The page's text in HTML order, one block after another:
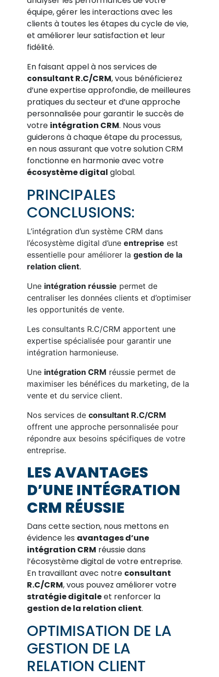
équipe, gérer les interactions avec les
clients à toutes les étapes du cycle de vie,
et améliorer leur satisfaction et leur
fidélité.
En faisant appel à nos services de
consultant R.C/CRM, vous bénéficierez
d’une expertise approfondie, de meilleures
pratiques du secteur et d’une approche
personnalisée pour garantir le succès de
votre intégration CRM. Nous vous
guiderons à chaque étape du processus,
en nous assurant que votre solution CRM
fonctionne en harmonie avec votre
écosystème digital global.
PRINCIPALES
CONCLUSIONS:
L’intégration d’un système CRM dans
l’écosystème digital d’une entreprise est
essentielle pour améliorer la gestion de la
relation client.
Une intégration réussie permet de
centraliser les données clients et d’optimiser
les opportunités de vente.
Les consultants R.C/CRM apportent une
expertise spécialisée pour garantir une
intégration harmonieuse.
Une intégration CRM réussie permet de
maximiser les bénéfices du marketing, de la
vente et du service client.
Nos services de consultant R.C/CRM
offrent une approche personnalisée pour
répondre aux besoins spécifiques de votre
entreprise.
LES AVANTAGES
D’UNE INTÉGRATION
CRM RÉUSSIE
Dans cette section, nous mettons en
évidence les avantages d’une
intégration CRM réussie dans
l’écosystème digital de votre entreprise.
En travaillant avec notre consultant
R.C/CRM, vous pouvez améliorer votre
stratégie digitaleet renforcer la
gestion de la relation client.
OPTIMISATION DE LA
GESTION DE LA
RELATION CLIENT